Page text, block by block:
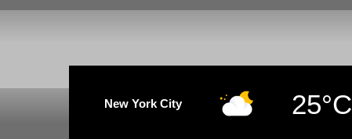
New York City 25°C